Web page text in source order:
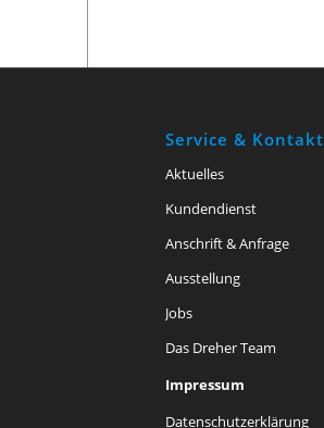
Service & Kontakt
Aktuelles
Kundendienst
Anschrift & Anfrage
Ausstellung
Jobs
Das Dreher Team
Impressum
Datenschutzerklärung